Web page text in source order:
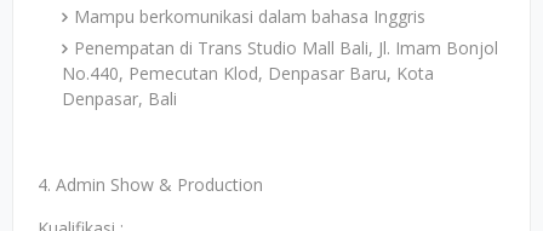
Mampu berkomunikasi dalam bahasa Inggris
Penempatan di Trans Studio Mall Bali, Jl. Imam Bonjol
No.440, Pemecutan Klod, Denpasar Baru, Kota
Denpasar, Bali
4. Admin Show & Production